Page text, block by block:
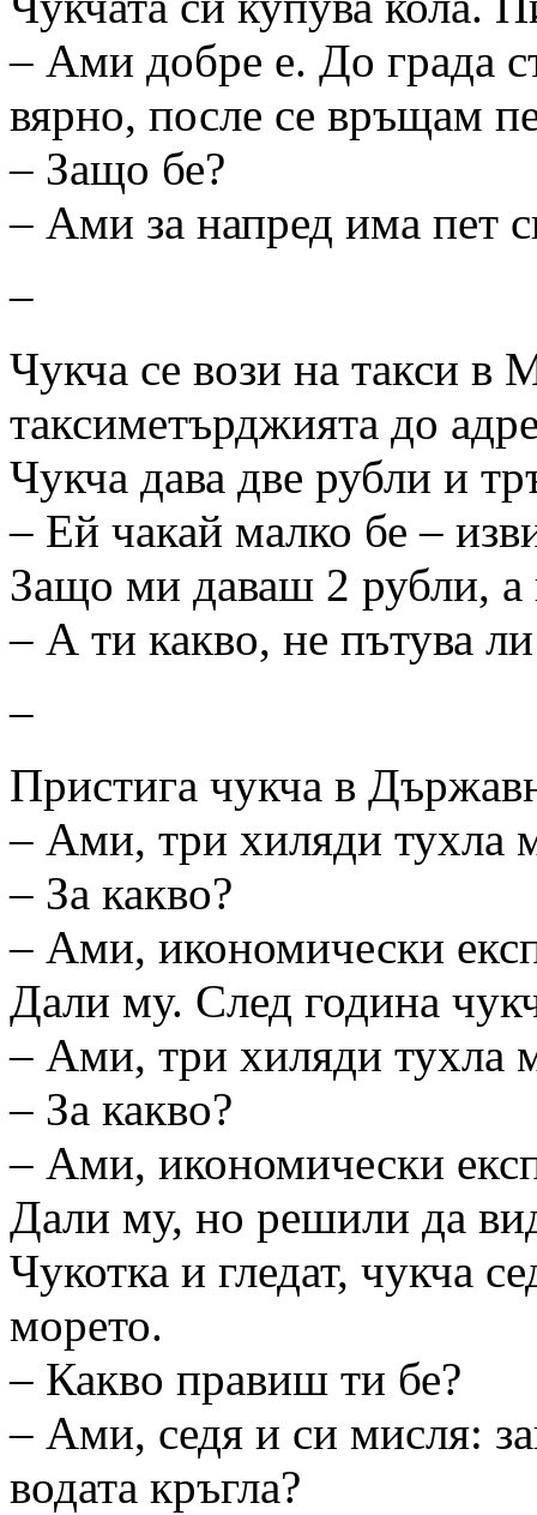
– Ами добре е. До града
вярно, после се връщам
– Защо бе?
– Ами за напред има пет
–
Чукча се вози на такси в
таксиметърджията до
Чукча дава две рубли и
– Ей чакай малко бе –
Защо ми даваш 2 рубли, а
– А ти какво, не пътува
–
Пристига чукча в
– Ами, три хиляди тухла
– За какво?
– Ами, икономически
Дали му. След година
– Ами, три хиляди тухла
– За какво?
– Ами, икономически
Дали му, но решили да
Чукотка и гледат, чукча
морето.
– Какво правиш ти бе?
– Ами, седя и си мисля:
водата кръгла?